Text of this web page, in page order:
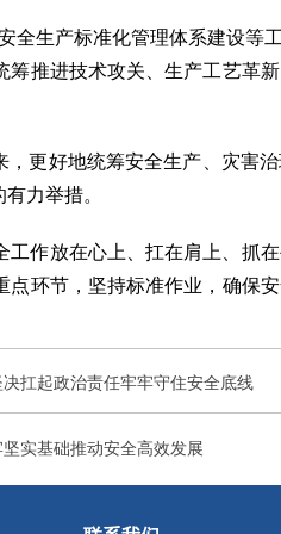
生产标准化管理体系建设等
推进技术攻关、生产工艺革
更好地统筹安全生产、灾害
力举措。
作放在心上、扛在肩上、抓
环节，坚持标准作业，确保
扛起政治责任牢牢守住安全底线
实基础推动安全高效发展